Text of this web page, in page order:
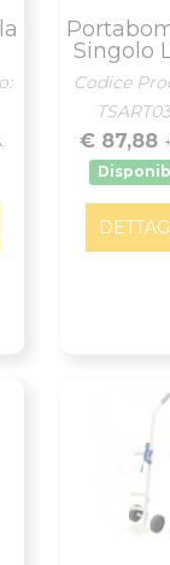
Singolo
Codice
€ 87,88